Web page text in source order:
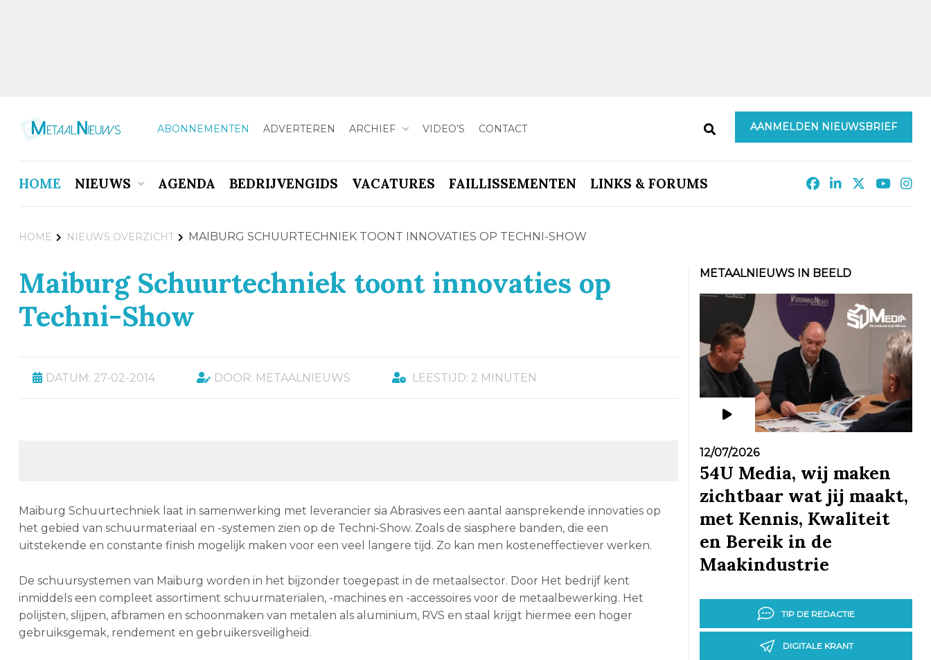
ABONNEMENTEN ADVERTEREN ARCHIEF VIDEO’S CONTACT AANMELDEN NIEUWSBRIEF
HOME NIEUWS AGENDA BEDRIJVENGIDS VACATURES FAILLISSEMENTEN LINKS & FORUMS
HOME NIEUWS OVERZICHT MAIBURG SCHUURTECHNIEK TOONT INNOVATIES OP TECHNI-SHOW
Maiburg Schuurtechniek toont innovaties op
Techni-Show
DATUM: 27-02-2014 DOOR: METAALNIEUWS LEESTIJD: 2 MINUTEN
Maiburg Schuurtechniek laat in samenwerking met leverancier sia Abrasives een aantal aansprekende innovaties op
het gebied van schuurmateriaal en -systemen zien op de Techni-Show. Zoals de siasphere banden, die een
uitstekende en constante finish mogelijk maken voor een veel langere tijd. Zo kan men kosteneffectiever werken.
De schuursystemen van Maiburg worden in het bijzonder toegepast in de metaalsector. Door Het bedrijf kent
inmiddels een compleet assortiment schuurmaterialen, -machines en -accessoires voor de metaalbewerking. Het
polijsten, slijpen, afbramen en schoonmaken van metalen als aluminium, RVS en staal krijgt hiermee een hoger
gebruiksgemak, rendement en gebruikersveiligheid.
METAALNIEUWS IN BEELD
12/07/2026
54U Media, wij maken
zichtbaar wat jij maakt,
met Kennis, Kwaliteit
en Bereik in de
Maakindustrie
TIP DE REDACTIE
DIGITALE KRANT